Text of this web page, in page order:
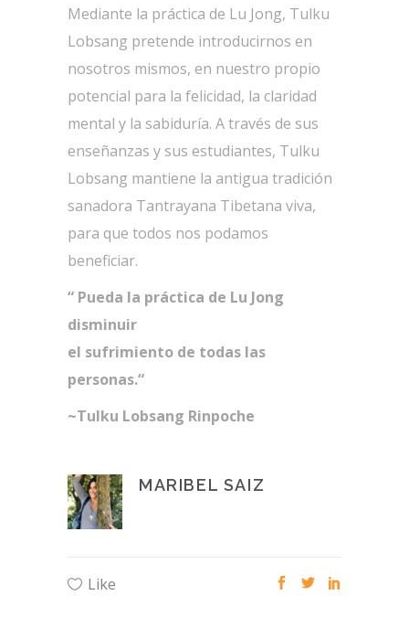
Mediante la práctica de Lu Jong, Tulku
Lobsang pretende introducirnos en
nosotros mismos, en nuestro propio
potencial para la felicidad, la claridad
mental y la sabiduría. A través de sus
enseñanzas y sus estudiantes, Tulku
Lobsang mantiene la antigua tradición
sanadora Tantrayana Tibetana viva,
para que todos nos podamos
beneficiar.
“ Pueda la práctica de Lu Jong
disminuir
el sufrimiento de todas las
personas.“
~Tulku Lobsang Rinpoche
MARIBEL SAIZ
Like